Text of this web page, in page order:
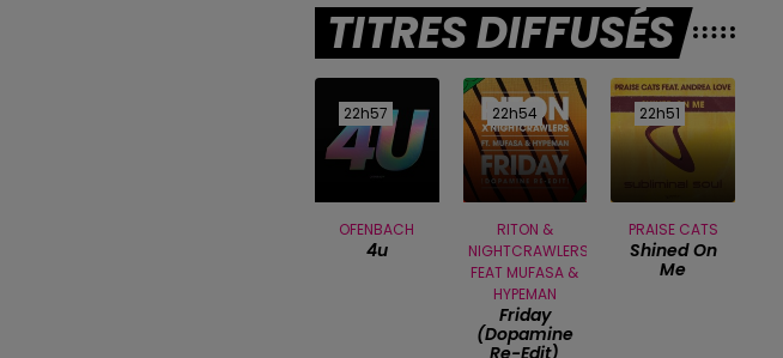
TITRES DIFFUSÉS
22h57
22h57
OFENBACH
4u
22h54
22h54
RITON &
NIGHTCRAWLERS
FEAT MUFASA &
HYPEMAN
Friday
(dopamine
Re-Edit)
22h51
22h51
PRAISE CATS
Shined On
Me